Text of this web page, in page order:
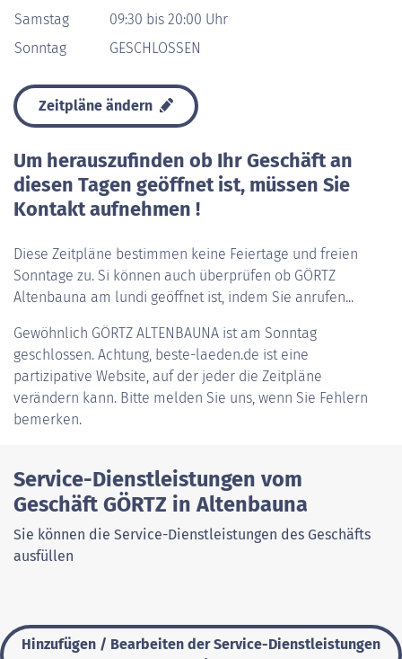
Samstag
09:30 bis 20:00 Uhr
Sonntag
GESCHLOSSEN
Zeitpläne ändern
Um herauszufinden ob Ihr Geschäft an
diesen Tagen geöffnet ist, müssen Sie
Kontakt aufnehmen !
Diese Zeitpläne bestimmen keine Feiertage und freien
Sonntage zu. Si können auch überprüfen ob GÖRTZ
Altenbauna am lundi geöffnet ist, indem Sie anrufen...
Gewöhnlich GÖRTZ ALTENBAUNA ist am Sonntag
geschlossen. Achtung, beste-laeden.de ist eine
partizipative Website, auf der jeder die Zeitpläne
verändern kann. Bitte melden Sie uns, wenn Sie Fehlern
bemerken.
Service-Dienstleistungen vom
Geschäft GÖRTZ in Altenbauna
Sie können die Service-Dienstleistungen des Geschäfts
ausfüllen
Hinzufügen / Bearbeiten der Service-Dienstleistungen